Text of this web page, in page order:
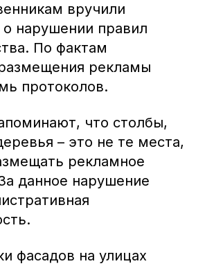
вручили
нарушении правил
По фактам
рекламы
протоколов.
что столбы,
– это не те места,
рекламное
данное нарушение
фасадов на улицах